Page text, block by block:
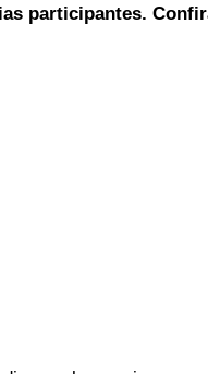
participantes.